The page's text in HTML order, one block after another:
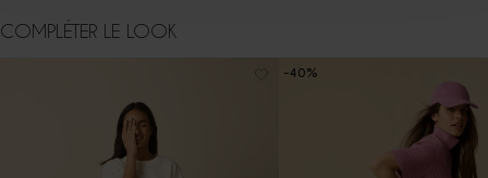
COMPLÉTER LE LOOK
-40%